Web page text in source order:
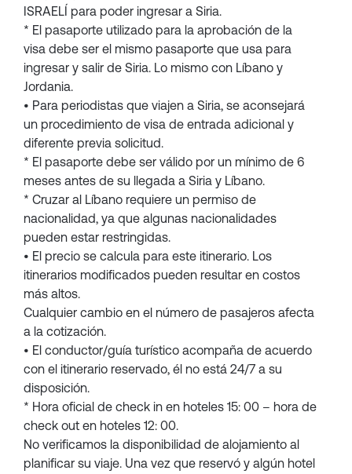
ISRAELÍ para poder ingresar a Siria.
* El pasaporte utilizado para la aprobación de la
visa debe ser el mismo pasaporte que usa para
ingresar y salir de Siria. Lo mismo con Líbano y
Jordania.
• Para periodistas que viajen a Siria, se aconsejará
un procedimiento de visa de entrada adicional y
diferente previa solicitud.
* El pasaporte debe ser válido por un mínimo de 6
meses antes de su llegada a Siria y Líbano.
* Cruzar al Líbano requiere un permiso de
nacionalidad, ya que algunas nacionalidades
pueden estar restringidas.
• El precio se calcula para este itinerario. Los
itinerarios modificados pueden resultar en costos
más altos.
Cualquier cambio en el número de pasajeros afecta
a la cotización.
• El conductor/guía turístico acompaña de acuerdo
con el itinerario reservado, él no está 24/7 a su
disposición.
* Hora oficial de check in en hoteles 15: 00 – hora de
check out en hoteles 12: 00.
No verificamos la disponibilidad de alojamiento al
planificar su viaje. Una vez que reservó y algún hotel